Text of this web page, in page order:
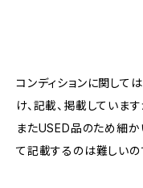
コンディションに関して
け、記載、掲載していま
またUSED品のため細か
て記載するのは難しいの